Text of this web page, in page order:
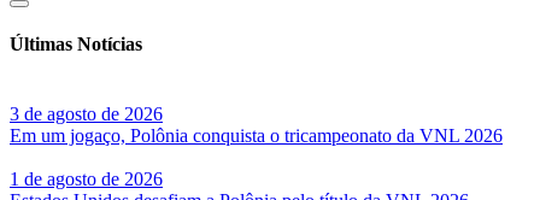
Últimas Notícias
3 de agosto de 2026
Em um jogaço, Polônia conquista o tricampeonato da VNL 2026
1 de agosto de 2026